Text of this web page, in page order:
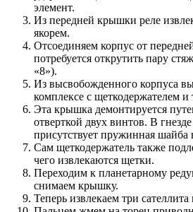
элемент.
Из передней крышки реле
якорем.
Отсоединяем корпус от
потребуется открутить пару
«8»).
Из высвобожденного корпуса
комплексе с щеткодержателем
Эта крышка демонтируется
отверткой двух винтов. В
присутствует пружинная
Сам щеткодержатель также
чего извлекаются щетки.
Переходим к планетарному
снимаем крышку.
Теперь извлекаем три